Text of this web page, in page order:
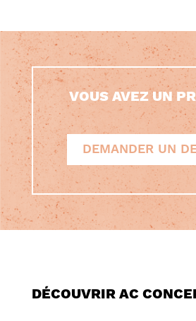
VOUS AVEZ UN
DEMANDER UN
DÉCOUVRIR AC